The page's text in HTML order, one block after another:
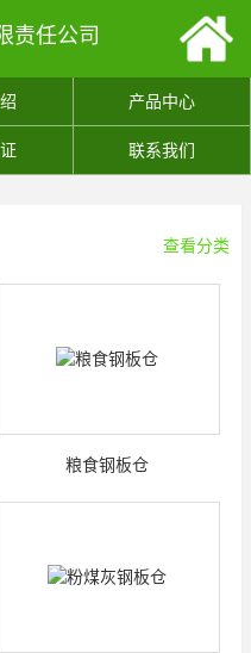
责任公司
产品中心
联系我们
查看分类
粮食钢板仓